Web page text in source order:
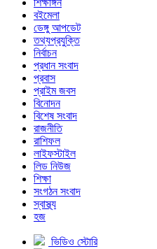
শিক্ষাঙ্গন
বইমেলা
ডেঙ্গু আপডেট
তথ্যপ্রযুক্তি
নির্বাচন
প্রধান সংবাদ
প্রবাস
প্রাইম জবস
বিনোদন
বিশেষ সংবাদ
রাজনীতি
রাশিফল
লাইফস্টাইল
লিড নিউজ
শিক্ষা
সংগঠন সংবাদ
স্বাস্থ্য
হজ
ভিডিও স্টোরি